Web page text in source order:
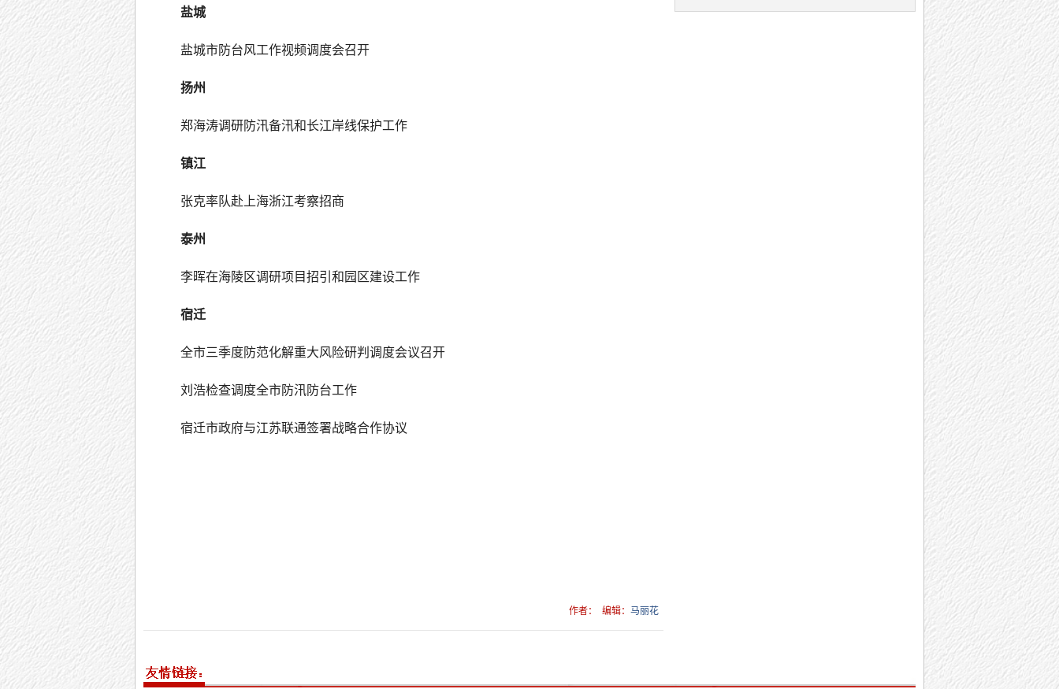
盐城
盐城市防台风工作视频调度会召开
扬州
郑海涛调研防汛备汛和长江岸线保护工作
镇江
张克率队赴上海浙江考察招商
泰州
李晖在海陵区调研项目招引和园区建设工作
宿迁
全市三季度防范化解重大风险研判调度会议召开
刘浩检查调度全市防汛防台工作
宿迁市政府与江苏联通签署战略合作协议
作者： 编辑： 马丽花